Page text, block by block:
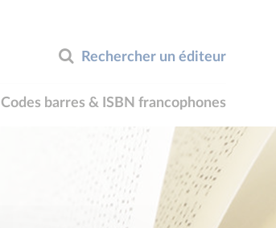
Rechercher un éditeur
Codes barres & ISBN francophones